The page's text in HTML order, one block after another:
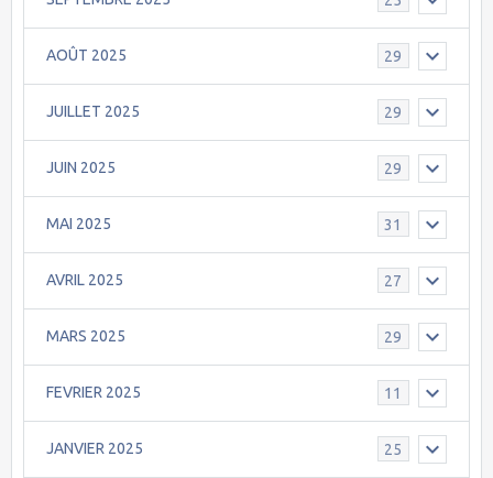
AOÛT 2025 29
JUILLET 2025 29
JUIN 2025 29
MAI 2025 31
AVRIL 2025 27
MARS 2025 29
FEVRIER 2025 11
JANVIER 2025 25